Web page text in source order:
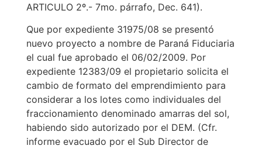
ARTICULO 2º.- 7mo. párrafo, Dec. 641).
Que por expediente 31975/08 se presentó
nuevo proyecto a nombre de Paraná Fiduciaria
el cual fue aprobado el 06/02/2009. Por
expediente 12383/09 el propietario solicita el
cambio de formato del emprendimiento para
considerar a los lotes como individuales del
fraccionamiento denominado amarras del sol,
habiendo sido autorizado por el DEM. (Cfr.
informe evacuado por el Sub Director de